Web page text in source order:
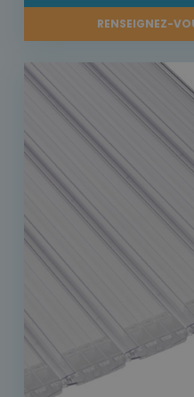
RENSEIGNEZ-